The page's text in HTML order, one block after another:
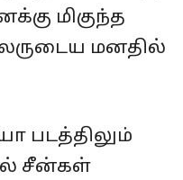
மிகுந்த
மனதில்
படத்திலும்
சீன்கள்